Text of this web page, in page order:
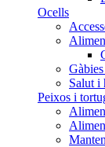
Ocells
Salut i
Peixos i